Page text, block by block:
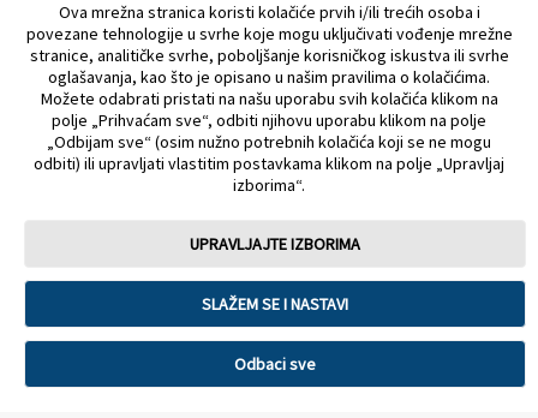
MAPA STRANICE
ODRICANJE OD ODGOVORNOSTI I REFERENCE
KONTAKTIRAJTE NAS
Ova mrežna stranica koristi kolačiće prvih i/ili trećih osoba i
povezane tehnologije u svrhe koje mogu uključivati vođenje mrežne
stranice, analitičke svrhe, poboljšanje korisničkog iskustva ili svrhe
oglašavanja, kao što je opisano u našim pravilima o kolačićima.
Možete odabrati pristati na našu uporabu svih kolačića klikom na
polje „Prihvaćam sve“, odbiti njihovu uporabu klikom na polje
„Odbijam sve“ (osim nužno potrebnih kolačića koji se ne mogu
odbiti) ili upravljati vlastitim postavkama klikom na polje „Upravljaj
izborima“.
UPRAVLJAJTE IZBORIMA
SLAŽEM SE I NASTAVI
Odbaci sve